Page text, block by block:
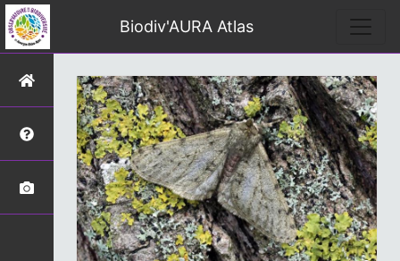
Biodiv'AURA Atlas